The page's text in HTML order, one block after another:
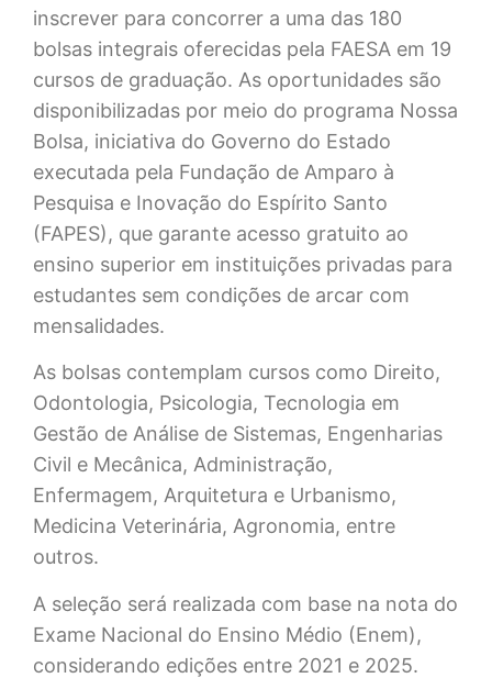
inscrever para concorrer a uma das 180
bolsas integrais oferecidas pela FAESA em 19
cursos de graduação. As oportunidades são
disponibilizadas por meio do programa Nossa
Bolsa, iniciativa do Governo do Estado
executada pela Fundação de Amparo à
Pesquisa e Inovação do Espírito Santo
(FAPES), que garante acesso gratuito ao
ensino superior em instituições privadas para
estudantes sem condições de arcar com
mensalidades.
As bolsas contemplam cursos como Direito,
Odontologia, Psicologia, Tecnologia em
Gestão de Análise de Sistemas, Engenharias
Civil e Mecânica, Administração,
Enfermagem, Arquitetura e Urbanismo,
Medicina Veterinária, Agronomia, entre
outros.
A seleção será realizada com base na nota do
Exame Nacional do Ensino Médio (Enem),
considerando edições entre 2021 e 2025.